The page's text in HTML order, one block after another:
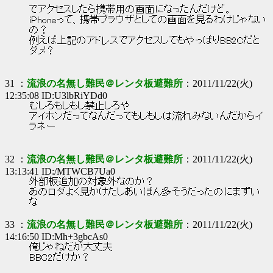
でアクセスしたら携帯用の画面になったんだけど。
iPhoneって、携帯ブラウザとしての画面を見るわけじゃない
の？
例えば上記のアドレスでアクセスしてもやっぱりBB2Cだと
ダメ？
31 ： 流浪の名無し難民＠レンタ板避難所 ：2011/11/22(火)
12:35:08 ID:U3lbRiYDd0
むしろもしもし禁止しろや
アイホンだってなんだってもしもしは流れみないんだからイ
ラネー
32 ： 流浪の名無し難民＠レンタ板避難所 ：2011/11/22(火)
13:13:41 ID:/MTWCB7Ua0
外部板追加の対象外なのか？
あのロダよく見かけたしあいぽん多そうだったのにまずい
な
33 ： 流浪の名無し難民＠レンタ板避難所 ：2011/11/22(火)
14:16:50 ID:Mh+3gbcAs0
俺じゃねだが大丈夫
BBC2だけか？